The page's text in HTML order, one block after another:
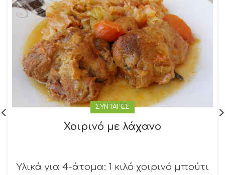
ΣΥΝΤΑΓΕΣ
Χοιρινό με λάχανο
Υλικά για 4-άτομα: 1 κιλό χοιρινό μπούτι